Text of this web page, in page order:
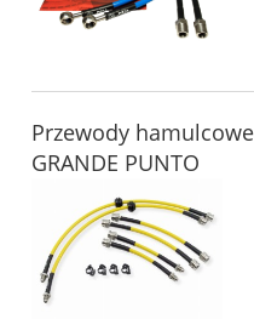
Przewody
GRANDE PUNTO